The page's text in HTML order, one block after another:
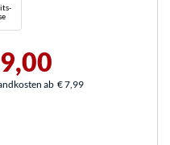
ab € 7,99